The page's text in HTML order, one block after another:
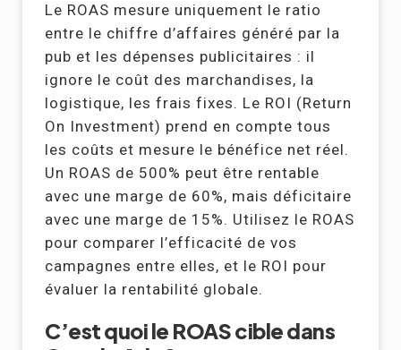
Le ROAS mesure uniquement le ratio
entre le chiffre d’affaires généré par la
pub et les dépenses publicitaires : il
ignore le coût des marchandises, la
logistique, les frais fixes. Le ROI (Return
On Investment) prend en compte tous
les coûts et mesure le bénéfice net réel.
Un ROAS de 500% peut être rentable
avec une marge de 60%, mais déficitaire
avec une marge de 15%. Utilisez le ROAS
pour comparer l’efficacité de vos
campagnes entre elles, et le ROI pour
évaluer la rentabilité globale.
C’est quoi le ROAS cible dans